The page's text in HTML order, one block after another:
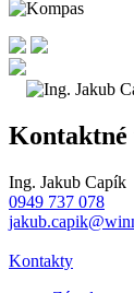
Kontaktné
Ing. Jakub Capík
0949 737 078
Kontakty